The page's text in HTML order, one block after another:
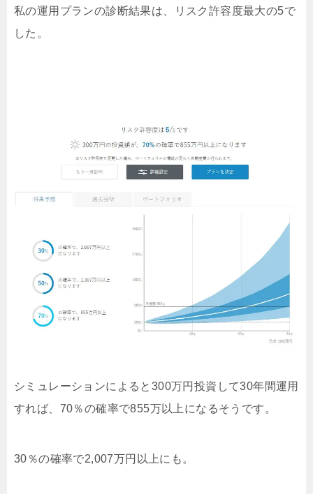
私の運用プランの診断結果は、リスク許容度最大の5で
した。
シミュレーションによると300万円投資して30年間運用
すれば、70％の確率で855万以上になるそうです。
30％の確率で2,007万円以上にも。